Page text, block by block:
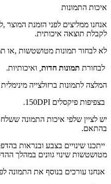
איכות התמונות
אנחנו ממליצים לפני הזמנת המוצר
לקבלת תוצאה איכותית.
לא לבחור תמונות מטושטשות ,או
לבחורת תמונות חדות ואיכותיות.
המלצה לתמונות ברזולצייה מינימלית
בצפיפות פיקסלים 150DPI.
יש לציין שלפי איכות התמונה
בהתאם.
ייתכנו שינויים בצבע ובנראות
מטושטשות שינוי גוונים במהלך
אנחנו עורכים בנוסף את התמונה